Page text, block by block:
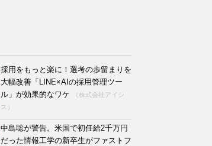
採用をもっと楽に！選考の歩留まりを
大幅改善「LINE×AIの採用管理ツー
ル」が効果的なワケ
（株式会社アイシ
ス）
中島聡が警告。米国で初任給2千万円
だった情報工学の新卒生がファストフ